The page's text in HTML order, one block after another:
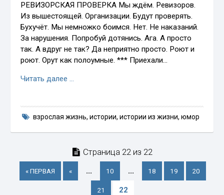
РЕВИЗОРСКАЯ ПРОВЕРКА Мы ждём. Ревизоров.
Из вышестоящей. Организации. Будут проверять.
Бухучёт. Мы немножко боимся. Нет. Не наказаний.
За нарушения. Попробуй дотянись. Ага. А просто
так. А вдруг не так? Да неприятно просто. Роют и
роют. Орут как полоумные. *** Приехали…
Читать далее …
взрослая жизнь, истории, истории из жизни, юмор
Страница 22 из 22
« ПЕРВАЯ « ... 10 ... 18 19 20
21 22